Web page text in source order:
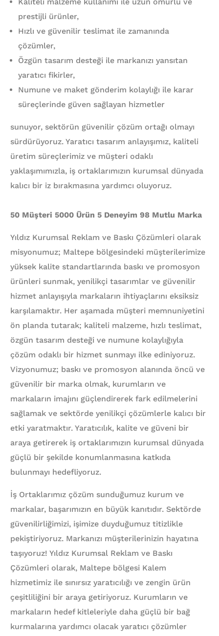
Kaliteli malzeme kullanımı ile uzun ömürlü ve
prestijli ürünler,
Hızlı ve güvenilir teslimat ile zamanında
çözümler,
Özgün tasarım desteği ile markanızı yansıtan
yaratıcı fikirler,
Numune ve maket gönderim kolaylığı ile karar
süreçlerinde güven sağlayan hizmetler
sunuyor, sektörün güvenilir çözüm ortağı olmayı
sürdürüyoruz. Yaratıcı tasarım anlayışımız, kaliteli
üretim süreçlerimiz ve müşteri odaklı
yaklaşımımızla, iş ortaklarımızın kurumsal dünyada
kalıcı bir iz bırakmasına yardımcı oluyoruz.
50 Müşteri 5000 Ürün 5 Deneyim 98 Mutlu Marka
Yıldız Kurumsal Reklam ve Baskı Çözümleri olarak
misyonumuz; Maltepe bölgesindeki müşterilerimize
yüksek kalite standartlarında baskı ve promosyon
ürünleri sunmak, yenilikçi tasarımlar ve güvenilir
hizmet anlayışıyla markaların ihtiyaçlarını eksiksiz
karşılamaktır. Her aşamada müşteri memnuniyetini
ön planda tutarak; kaliteli malzeme, hızlı teslimat,
özgün tasarım desteği ve numune kolaylığıyla
çözüm odaklı bir hizmet sunmayı ilke ediniyoruz.
Vizyonumuz; baskı ve promosyon alanında öncü ve
güvenilir bir marka olmak, kurumların ve
markaların imajını güçlendirerek fark edilmelerini
sağlamak ve sektörde yenilikçi çözümlerle kalıcı bir
etki yaratmaktır. Yaratıcılık, kalite ve güveni bir
araya getirerek iş ortaklarımızın kurumsal dünyada
güçlü bir şekilde konumlanmasına katkıda
bulunmayı hedefliyoruz.
İş Ortaklarımız çözüm sunduğumuz kurum ve
markalar, başarımızın en büyük kanıtıdır. Sektörde
güvenilirliğimizi, işimize duyduğumuz titizlikle
pekiştiriyoruz. Markanızı müşterilerinizin hayatına
taşıyoruz! Yıldız Kurumsal Reklam ve Baskı
Çözümleri olarak, Maltepe bölgesi Kalem
hizmetimiz ile sınırsız yaratıcılığı ve zengin ürün
çeşitliliğini bir araya getiriyoruz. Kurumların ve
markaların hedef kitleleriyle daha güçlü bir bağ
kurmalarına yardımcı olacak yaratıcı çözümler